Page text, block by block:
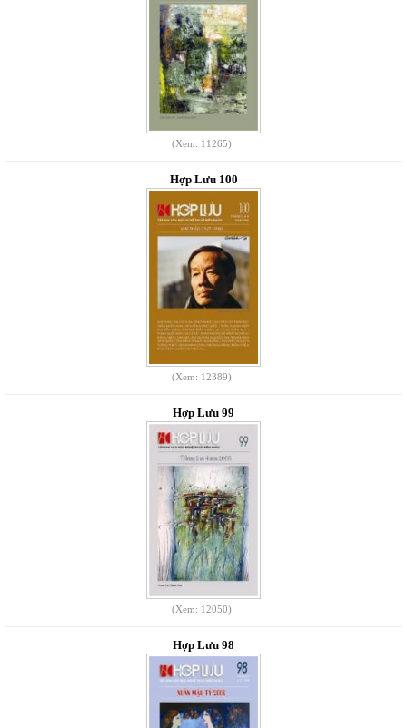
(Xem: 11265)
Hợp Lưu 100
(Xem: 12389)
Hợp Lưu 99
(Xem: 12050)
Hợp Lưu 98